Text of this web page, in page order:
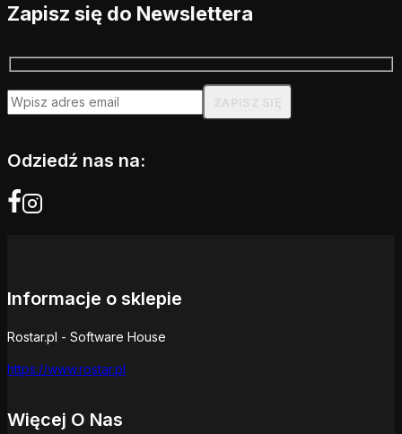
Zapisz się do Newslettera
Odziedź nas na:
Informacje o sklepie
Rostar.pl - Software House
https://www.rostar.pl
Więcej O Nas